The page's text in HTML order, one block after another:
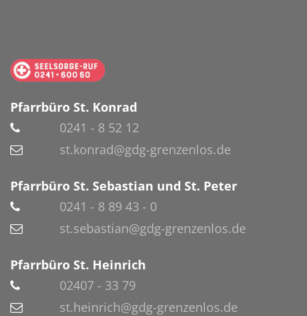
Pfarrbüro St. Konrad
0241 - 8 52 12
st.konrad@gdg-grenzenlos.de
Pfarrbüro St. Sebastian und St. Peter
0241 - 8 89 43 - 0
st.sebastian@gdg-grenzenlos.de
Pfarrbüro St. Heinrich
02407 - 33 79
st.heinrich@gdg-grenzenlos.de